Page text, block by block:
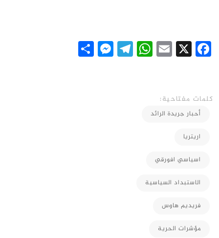
Facebook
X
Email
WhatsApp
Telegram
Messenger
كلمات مفتاحية:
أحبار جريدة الرائد
اريتريا
اسياسي افورقي
الاستبداد السياسية
فريديم هاوس
مؤشرات الحرية